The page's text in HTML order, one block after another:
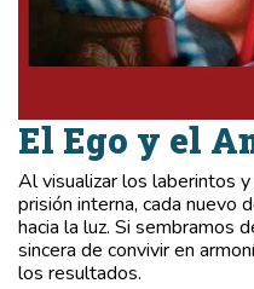
El Ego y el
Al visualizar los laberintos
prisión interna, cada nuevo
hacia la luz. Si sembramos
sincera de convivir en
los resultados.